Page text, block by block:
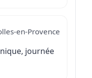
en-Provence
journée